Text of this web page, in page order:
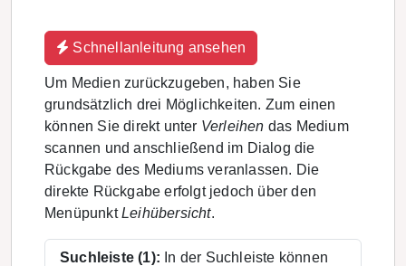
Schnellanleitung ansehen
Um Medien zurückzugeben, haben Sie
grundsätzlich drei Möglichkeiten. Zum einen
können Sie direkt unter Verleihen das Medium
scannen und anschließend im Dialog die
Rückgabe des Mediums veranlassen. Die
direkte Rückgabe erfolgt jedoch über den
MenüpunktLeihübersicht.
Suchleiste (1): In der Suchleiste können